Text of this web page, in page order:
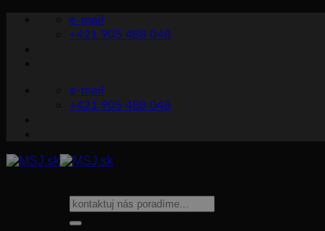
e-mail
+421 905 488 048
e-mail
+421 905 488 048
Hľadať: